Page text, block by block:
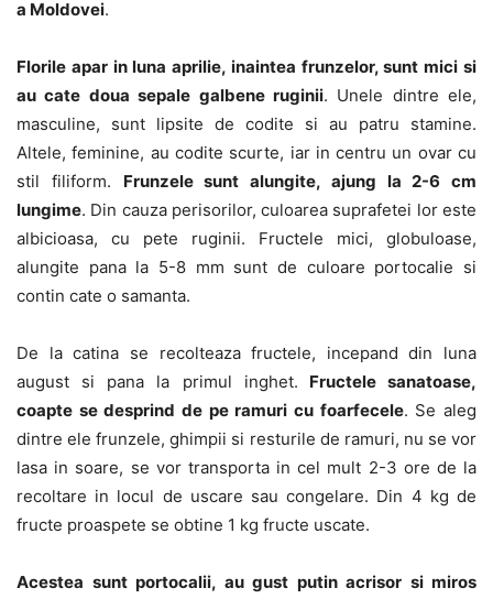
a Moldovei.
Florile apar in luna aprilie, inaintea frunzelor, sunt mici si
au cate doua sepale galbene ruginii. Unele dintre ele,
masculine, sunt lipsite de codite si au patru stamine.
Altele, feminine, au codite scurte, iar in centru un ovar cu
stil filiform. Frunzele sunt alungite, ajung la 2-6 cm
lungime. Din cauza perisorilor, culoarea suprafetei lor este
albicioasa, cu pete ruginii. Fructele mici, globuloase,
alungite pana la 5-8 mm sunt de culoare portocalie si
contin cate o samanta.
De la catina se recolteaza fructele, incepand din luna
august si pana la primul inghet. Fructele sanatoase,
coapte se desprind de pe ramuri cu foarfecele. Se aleg
dintre ele frunzele, ghimpii si resturile de ramuri, nu se vor
lasa in soare, se vor transporta in cel mult 2-3 ore de la
recoltare in locul de uscare sau congelare. Din 4 kg de
fructe proaspete se obtine 1 kg fructe uscate.
Acestea sunt portocalii, au gust putin acrisor si miros